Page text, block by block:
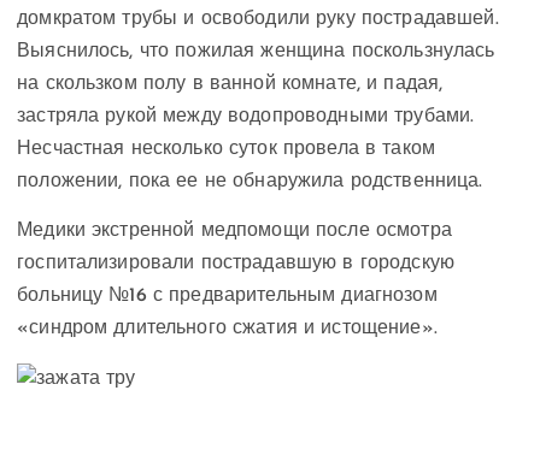
домкратом трубы и освободили руку пострадавшей.
Выяснилось, что пожилая женщина поскользнулась
на скользком полу в ванной комнате, и падая,
застряла рукой между водопроводными трубами.
Несчастная несколько суток провела в таком
положении, пока ее не обнаружила родственница.
Медики экстренной медпомощи после осмотра
госпитализировали пострадавшую в городскую
больницу №16 с предварительным диагнозом
«синдром длительного сжатия и истощение».